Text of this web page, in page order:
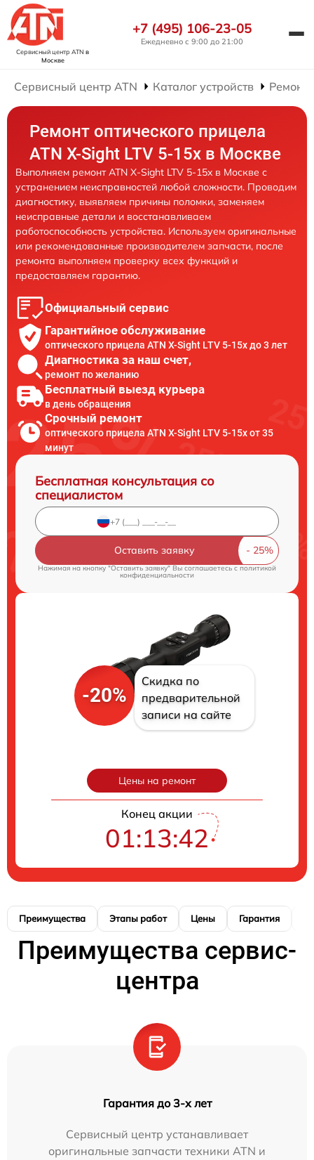
Сервисный центр ATN в
Москве
+7 (495) 106-23-05
Ежедневно с 9:00 до 21:00
Сервисный центр ATN Каталог устройств Ремонт
Ремонт оптического прицела
ATN X-Sight LTV 5-15x в Москве
Выполняем ремонт ATN X-Sight LTV 5-15x в Москве с
устранением неисправностей любой сложности. Проводим
диагностику, выявляем причины поломки, заменяем
неисправные детали и восстанавливаем
работоспособность устройства. Используем оригинальные
или рекомендованные производителем запчасти, после
ремонта выполняем проверку всех функций и
предоставляем гарантию.
Официальный сервис
Гарантийное обслуживание
оптического прицела ATN X-Sight LTV 5-15x до 3 лет
Диагностика за наш счет,
ремонт по желанию
Бесплатный выезд курьера
в день обращения
Срочный ремонт
оптического прицела ATN X-Sight LTV 5-15x от 35
минут
Бесплатная консультация со
специалистом
Оставить заявку
Нажимая на кнопку "Оставить заявку" Вы соглашаетесь cполитикой
конфиденциальности
-20%
Скидка по
предварительной
записи на сайте
Цены на ремонт
Конец акции
01:13:41
Преимущества Этапы работ Цены Гарантия
Преимущества сервис-
центра
Гарантия до 3-х лет
Сервисный центр устанавливает
оригинальные запчасти техники ATN и